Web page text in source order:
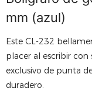
mm (azul)
Este CL-232
placer al escribir con
exclusivo de punta
duradero.